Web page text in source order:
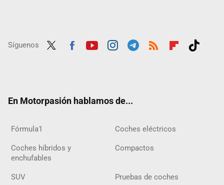
Síguenos
En Motorpasión hablamos de...
Fórmula1 Coches eléctricos
Coches híbridos y
enchufables
Compactos
SUV Pruebas de coches